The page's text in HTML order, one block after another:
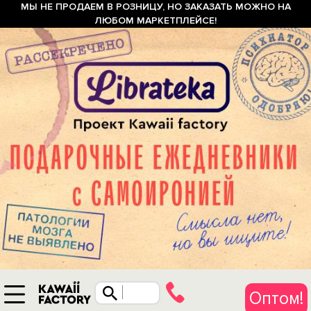
МЫ НЕ ПРОДАЕМ В РОЗНИЦУ, НО ЗАКАЗАТЬ МОЖНО НА
ЛЮБОМ МАРКЕТПЛЕЙСЕ!
Оптом!